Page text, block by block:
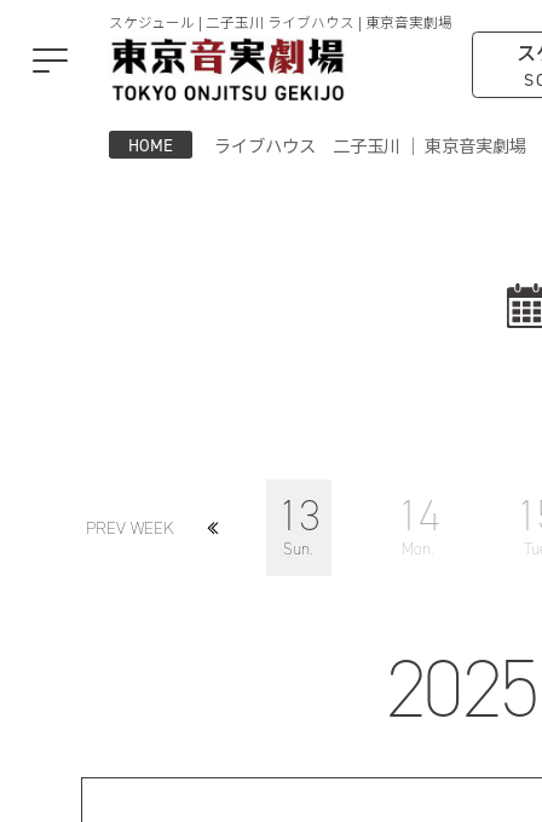
スケジュール | 二子玉川 ライブハウス | 東京音実劇場
HOME ライブハウス 二子玉川 ｜ 東京音実劇場
PREV WEEK 13
Sun.
14
Mon.